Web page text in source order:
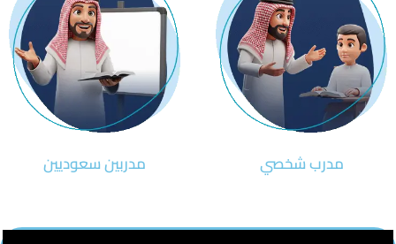
مدرب شخصي مدربين سعوديين